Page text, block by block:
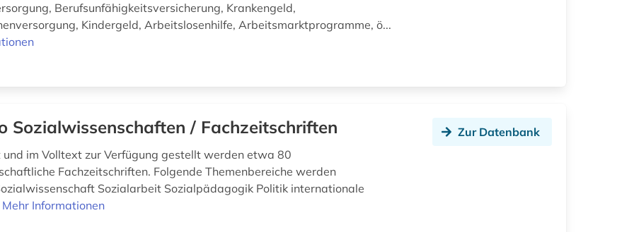
Berufsunfähigkeitsversicherung, Krankengeld,
Kindergeld, Arbeitslosenhilfe, Arbeitsmarktprogramme, ö...
Sozialwissenschaften / Fachzeitschriften
im Volltext zur Verfügung gestellt werden etwa 80
Fachzeitschriften. Folgende Themenbereiche werden
Sozialarbeit Sozialpädagogik Politik internationale
Mehr Informationen
Zur Datenbank